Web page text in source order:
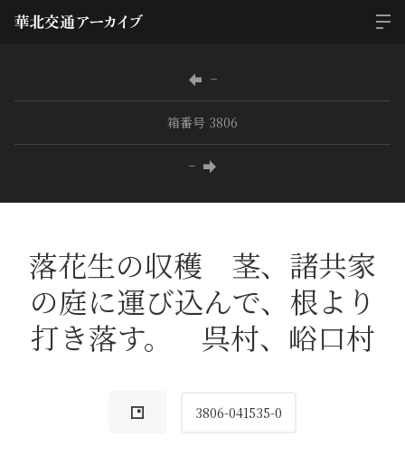
−
箱番号 3806
−
落花生の収穫 茎、諸共家
の庭に運び込んで、根より
打き落す。 呉村、峪口村
3806-041535-0